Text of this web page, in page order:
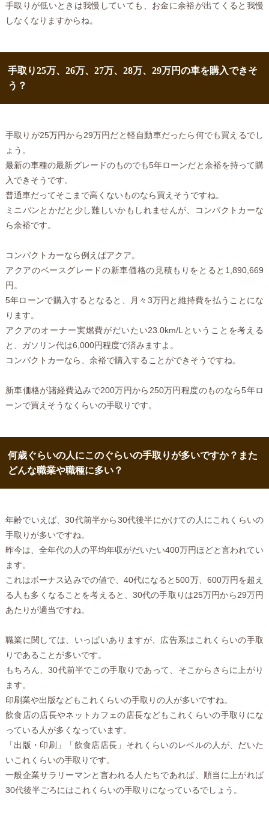
手取りが低いときは我慢していても、お金に余裕が出てくると我慢
しなくなりますからね。
手取り25万、26万、27万、28万、29万円の車を購入できそ
う？
手取りが25万円から29万円だと軽自動車だったら何でも買えるでし
ょう。
最新の車種の最新グレードのものでも5年ローンだと余裕を持って購
入できそうです。
普通車だってそこまで高くないものなら買えそうですね。
ミニバンとかだと少し難しいかもしれませんが、コンパクトカーな
ら余裕です。
コンパクトカーなら例えばアクア。
アクアのベースグレードの新車価格の見積もりをとると1,890,669
円。
5年ローンで購入するとなると、月々3万円と維持費を払うことにな
ります。
アクアのオーナー実燃費がだいたい23.0km/Lということを考える
と、ガソリン代は6,000円程度で済みますよ。
コンパクトカーなら、余裕で購入することができそうですね。
新車価格が諸経費込みで200万円から250万円程度のものなら5年ロ
ーンで買えそうなくらいの手取りです。
何歳ぐらいの人にこのぐらいの手取りが多いですか？また
どんな職業や職種に多い？
年齢でいえば、30代前半から30代後半にかけての人にこれくらいの
手取りが多いですね。
昨今は、全年代の人の平均年収がだいたい400万円ほどと言われてい
ます。
これはボーナス込みでの値で、40代になると500万、600万円を超え
る人も多くなることを考えると、30代の手取りは25万円から29万円
あたりが適当ですね。
職業に関しては、いっぱいありますが、広告系はこれくらいの手取
りであることが多いです。
もちろん、30代前半でこの手取りであって、そこからさらに上がり
ます。
印刷業や出版などもこれくらいの手取りの人が多いですね。
飲食店の店長やネットカフェの店長などもこれくらいの手取りにな
っている人が多くなっています。
「出版・印刷」「飲食店店長」それくらいのレベルの人が、だいた
いこれくらいの手取りです。
一般企業サラリーマンと言われる人たちであれば、順当に上がれば
30代後半ごろにはこれくらいの手取りになっているでしょう。